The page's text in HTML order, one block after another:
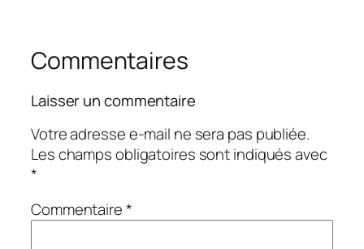
Commentaires
Laisser un commentaire
Votre adresse e-mail ne sera pas publiée.
Les champs obligatoires sont indiqués avec
*
Commentaire*